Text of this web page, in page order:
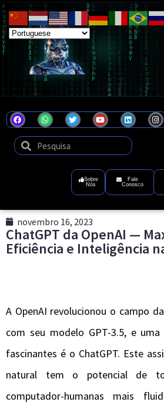
Sobre
Nós
Fale
Conosco
novembro 16, 2023
ChatGPT da OpenAI —
Eficiência e Inteligência
A OpenAI revolucionou o campo
com seu modelo GPT-3.5, e
fascinantes é o ChatGPT. Este
natural tem o potencial de
computador-humanas mais